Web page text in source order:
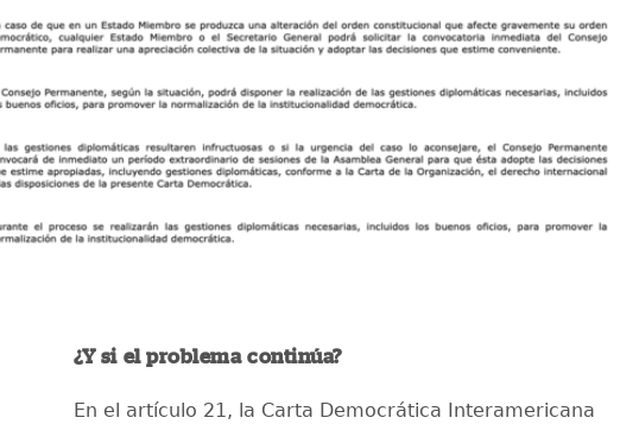
¿Y si el problema continúa?
En el artículo 21, la Carta Democrática Interamericana